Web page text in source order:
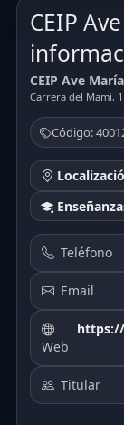
CEIP
CEIP Ave
Carrera del Mami,
Código:
Teléfono
Email
Web
Titular